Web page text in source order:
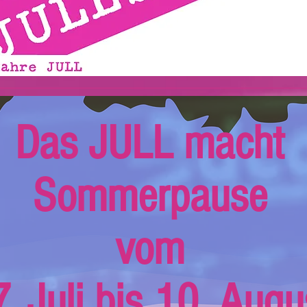
Das JULL macht
Sommerpause
vom